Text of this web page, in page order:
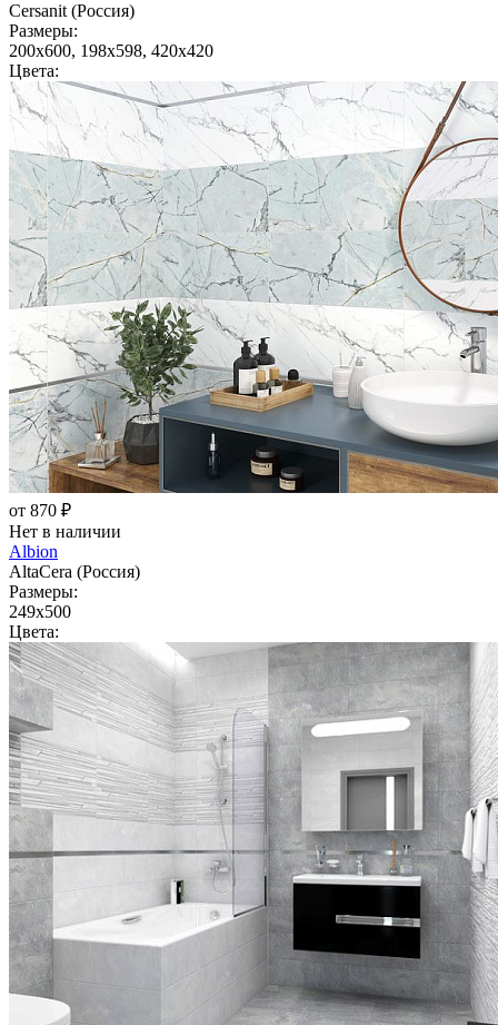
Cersanit (Россия)
Размеры:
200x600, 198x598, 420x420
Цвета:
от 870 ₽
Нет в наличии
Albion
AltaCera (Россия)
Размеры:
249x500
Цвета: